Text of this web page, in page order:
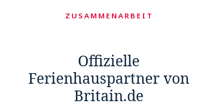
ZUSAMMENARBEIT
Offizielle
Ferienhauspartner von
Britain.de